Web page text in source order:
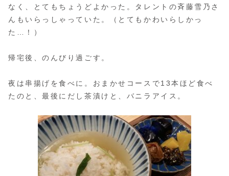
なく、とてもちょうどよかった。タレントの斉藤雪乃さ
んもいらっしゃっていた。（とてもかわいらしかっ
た…！）
帰宅後、のんびり過ごす。
夜は串揚げを食べに。おまかせコースで13本ほど食べ
たのと、最後にだし茶漬けと、バニラアイス。